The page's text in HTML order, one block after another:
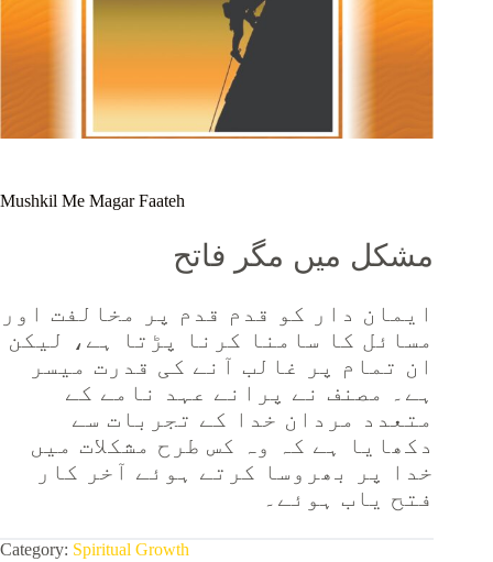
Mushkil Me Magar Faateh
مشکل میں مگر فاتح
ایمان دار کو قدم قدم پر مخالفت اور
مسائل کا سامنا کرنا پڑتا ہے، لیکن
ان تمام پر غالب آنے کی قدرت میسر
ہے۔ مصنف نے پرانے عہد نامے کے
متعدد مردان خدا کے تجربات سے
دکھایا ہے کہ وہ کس طرح مشکلات میں
خدا پر بھروسا کرتے ہوئے آخر کار
فتح یاب ہوئے۔
Category: Spiritual Growth